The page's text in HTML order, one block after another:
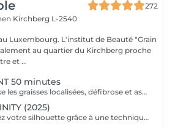
272
Kirchberg L-2540
Luxembourg. L'institut de Beauté "Grain
au quartier du Kirchberg proche
et ...
50 minutes
Ce soin ciblé déstocke les graisses localisées, défibrose et assouplit les tissus pour traiter efficacement la cellulite adipeuse et fibreuse tout en procurant un grand moment de bien-être.
(2025)
Affinez et raffermissez votre silhouette grâce à une technique de palper-rouler associée à un système d'aspiration. La dernière génération, le Cellu M6 INFINITY est un programme de soins basés sur la technique " Endermologie ", permettant de stimuler la circulation et les tissus de la peau en profondeur grâce à un système mécanique de palper-rouler. Associant confort et efficacité, cette technique, très proche d'un massage manuel, assouplit les tissus, améliore la circulation veineuse et lymphatique et permet une meilleure élimination des toxines. Les soins du corps Cellu M6 INFINITY permettent de : - déstocker les graisses - lisser la cellulite - raffermir la peau - retrouver des jambes légères